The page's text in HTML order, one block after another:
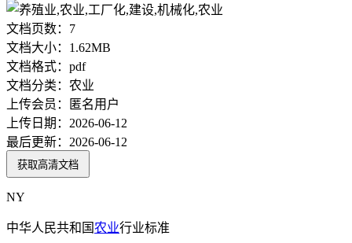
文档页数： 7
文档大小： 1.62MB
文档格式： pdf
文档分类： 农业
上传会员：
匿名用户
上传日期： 2026-06-12
最后更新： 2026-06-12
获取高清文档
NY
中华人民共和国农业行业标准